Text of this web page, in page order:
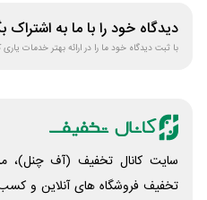
دیدگاه خود را با ما به اشتراک
با ثبت دیدگاه خود ما را در ارائه بهتر خدمات یاری
سایت کانال تخفیف (آف چنل)،
تخفیف فروشگاه های آنلاین و